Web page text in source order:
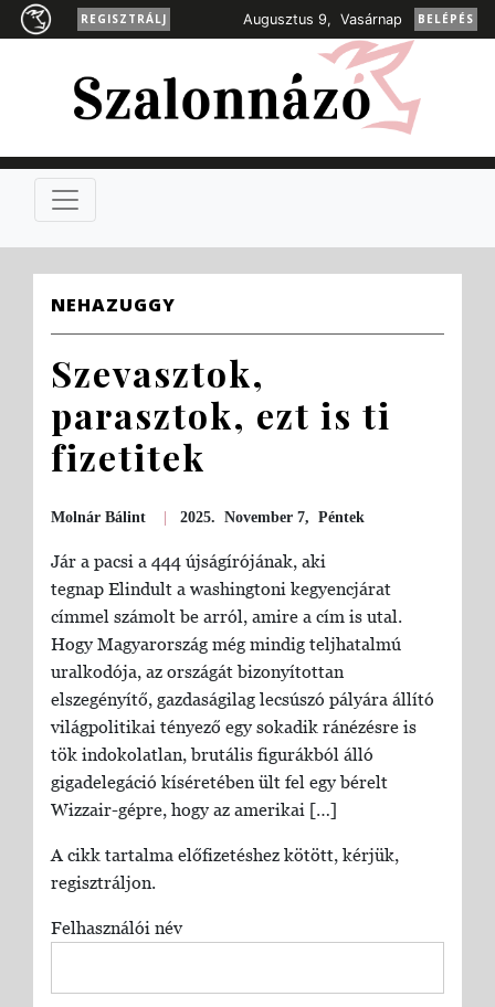
REGISZTRÁLJ Augusztus 9, Vasárnap BELÉPÉS
NEHAZUGGY
Szevasztok,
parasztok, ezt is ti
fizetitek
Molnár Bálint 2025. November 7, Péntek
Jár a pacsi a 444 újságírójának, aki
tegnap Elindult a washingtoni kegyencjárat
címmel számolt be arról, amire a cím is utal.
Hogy Magyarország még mindig teljhatalmú
uralkodója, az országát bizonyítottan
elszegényítő, gazdaságilag lecsúszó pályára állító
világpolitikai tényező egy sokadik ránézésre is
tök indokolatlan, brutális figurákból álló
gigadelegáció kíséretében ült fel egy bérelt
Wizzair-gépre, hogy az amerikai […]
A cikk tartalma előfizetéshez kötött, kérjük,
regisztráljon.
Felhasználói név